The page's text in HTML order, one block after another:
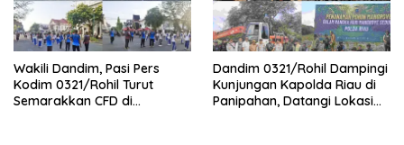
Wakili Dandim, Pasi Pers
Kodim 0321/Rohil Turut
Semarakkan CFD di
Dandim 0321/Rohil Dampingi
Kunjungan Kapolda Riau di
Panipahan, Datangi Lokasi